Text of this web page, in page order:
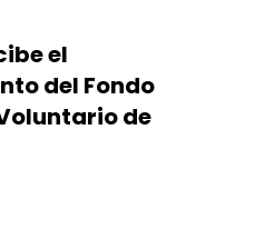
el
del Fondo
de